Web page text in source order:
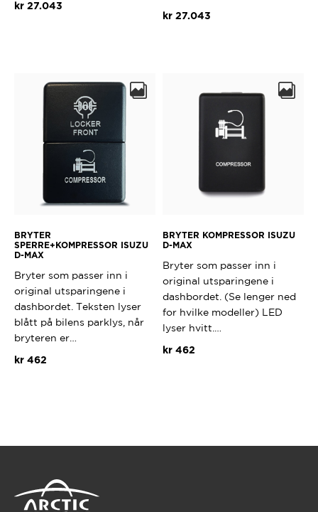
kr27.043
kr 27.043
BRYTER
SPERRE+KOMPRESSOR ISUZU
D-MAX
Bryter som passer inn i
original utsparingene i
dashbordet. Teksten lyser
blått på bilens parklys, når
bryteren er…
kr462
BRYTER KOMPRESSOR ISUZU
D-MAX
Bryter som passer inn i
original utsparingene i
dashbordet. (Se lenger ned
for hvilke modeller) LED
lyser hvitt.…
kr 462